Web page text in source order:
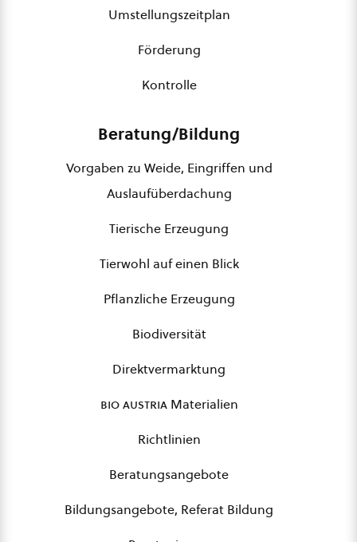
Umstellungszeitplan
Förderung
Kontrolle
Beratung/Bildung
Vorgaben zu Weide, Eingriffen und
Auslaufüberdachung
Tierische Erzeugung
Tierwohl auf einen Blick
Pflanzliche Erzeugung
Biodiversität
Direktvermarktung
bio austriaMaterialien
Richtlinien
Beratungsangebote
Bildungsangebote, Referat Bildung